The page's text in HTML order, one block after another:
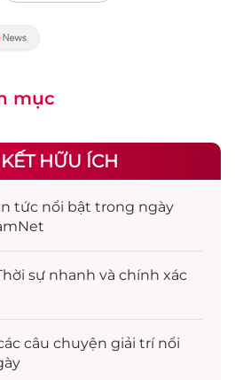
mục
HỮU ÍCH
tức nổi bật trong ngày
sự nhanh và chính xác
câu chuyện giải trínổi